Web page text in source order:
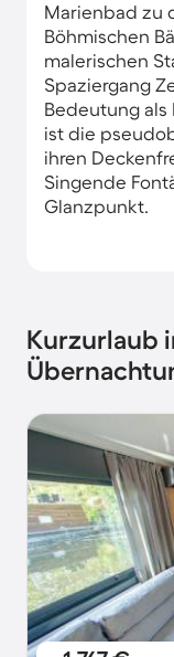
Marienbad zu
Böhmischen
malerischen
Spaziergang
Bedeutung als
ist die
ihren
Singende
Glanzpunkt.
Kurzurlaub